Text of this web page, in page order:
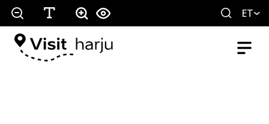
ET